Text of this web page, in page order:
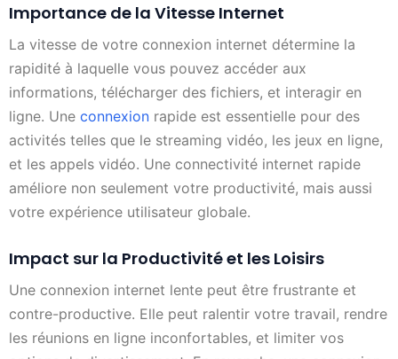
Importance de la Vitesse Internet
La vitesse de votre connexion internet détermine la
rapidité à laquelle vous pouvez accéder aux
informations, télécharger des fichiers, et interagir en
ligne. Une connexion rapide est essentielle pour des
activités telles que le streaming vidéo, les jeux en ligne,
et les appels vidéo. Une connectivité internet rapide
améliore non seulement votre productivité, mais aussi
votre expérience utilisateur globale.
Impact sur la Productivité et les Loisirs
Une connexion internet lente peut être frustrante et
contre-productive. Elle peut ralentir votre travail, rendre
les réunions en ligne inconfortables, et limiter vos